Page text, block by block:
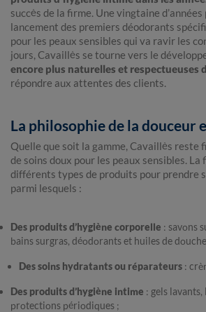
succès de la firme. Une vingtaine d’années
lancement des premiers déodorants
pour les peaux sensibles qui va ravir les
jours, Cavaillès se tourne vers le
encore plus naturelles et respectueuses
répondre aux attentes des clients.
La philosophie de la douceur
Quelle que soit la gamme, Cavaillès reste
de soins doux pour les peaux sensibles. La
différents types de produits pour prendre
parmi lesquels :
Des produits d’hygiène corporelle : savons
bains surgras, déodorants et huiles de
Des soins hydratants ou réparateurs :
Des produits d’hygiène intime : gels
protections périodiques ;